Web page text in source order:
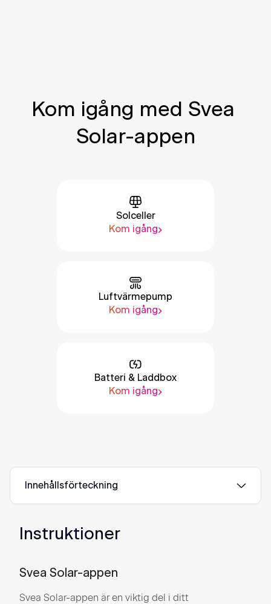
Kom igång med Svea
Solar-appen
Solceller
Kom igång
Luftvärmepump
Kom igång
Batteri & Laddbox
Kom igång
Innehållsförteckning
Instruktioner
Svea Solar-appen
Svea Solar-appen är en viktig del i ditt